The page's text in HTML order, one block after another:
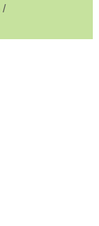
/